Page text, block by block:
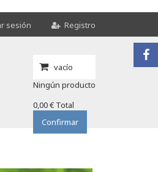
sesión
Registro
vacío
Ningún producto
0,00 € Total
Confirmar